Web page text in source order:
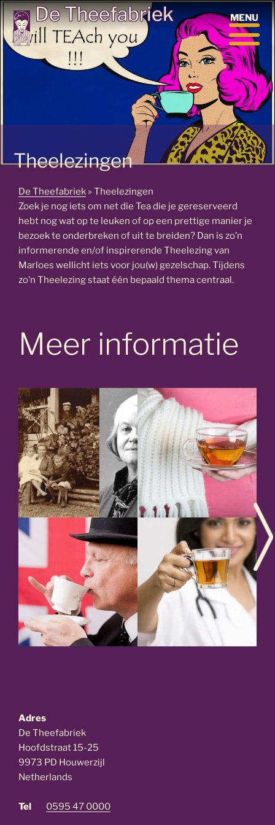
De Theefabriek MENU
Ga
naar
de
inhoud
Theelezingen
De Theefabriek » Theelezingen
Zoek je nog iets om net die Tea die je gereserveerd
hebt nog wat op te leuken of op een prettige manier je
bezoek te onderbreken of uit te breiden? Dan is zo’n
informerende en/of inspirerende Theelezing van
Marloes wellicht iets voor jou(w) gezelschap. Tijdens
zo’n Theelezing staat één bepaald thema centraal.
Meer informatie
Theelezing Heren
van de Thee
Theelezing Thee &
Zwangerschap
Adres
De Theefabriek
Hoofdstraat 15-25
9973 PD Houwerzijl
Netherlands
Tel 0595 47 0000